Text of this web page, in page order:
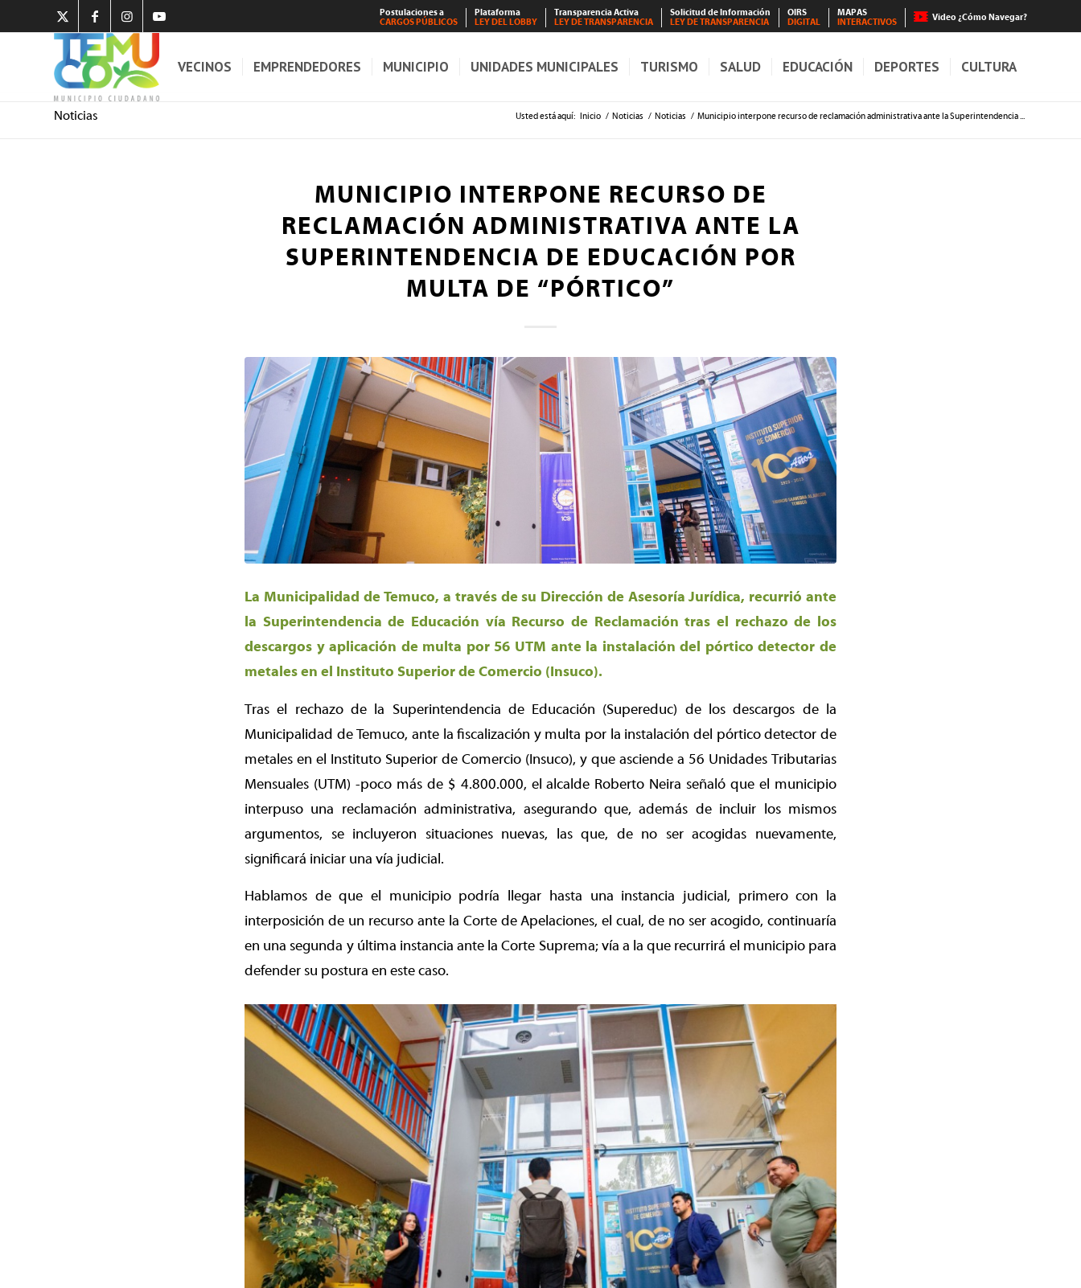
Postulaciones a
CARGOS PÚBLICOS
Plataforma
LEY DEL LOBBY
Transparencia Activa
LEY DE TRANSPARENCIA
Solicitud de Información
LEY DE TRANSPARENCIA
OIRS
DIGITAL
MAPAS
INTERACTIVOS
Video ¿Cómo Navegar?
VECINOS EMPRENDEDORES MUNICIPIO UNIDADES MUNICIPALES TURISMO SALUD EDUCACIÓN DEPORTES CULTURA
Noticias Usted está aquí: Inicio / Noticias / Noticias / Municipio interpone recurso de reclamación administrativa ante la Superintendencia ...
MUNICIPIO INTERPONE RECURSO DE
RECLAMACIÓN ADMINISTRATIVA ANTE LA
SUPERINTENDENCIA DE EDUCACIÓN POR
MULTA DE “PÓRTICO”
La Municipalidad de Temuco, a través de su Dirección de Asesoría Jurídica, recurrió ante
la Superintendencia de Educación vía Recurso de Reclamación tras el rechazo de los
descargos y aplicación de multa por 56 UTM ante la instalación del pórtico detector de
metales en el Instituto Superior de Comercio (Insuco).
Tras el rechazo de la Superintendencia de Educación (Supereduc) de los descargos de la
Municipalidad de Temuco, ante la fiscalización y multa por la instalación del pórtico detector de
metales en el Instituto Superior de Comercio (Insuco), y que asciende a 56 Unidades Tributarias
Mensuales (UTM) -poco más de $ 4.800.000, el alcalde Roberto Neira señaló que el municipio
interpuso una reclamación administrativa, asegurando que, además de incluir los mismos
argumentos, se incluyeron situaciones nuevas, las que, de no ser acogidas nuevamente,
significará iniciar una vía judicial.
Hablamos de que el municipio podría llegar hasta una instancia judicial, primero con la
interposición de un recurso ante la Corte de Apelaciones, el cual, de no ser acogido, continuaría
en una segunda y última instancia ante la Corte Suprema; vía a la que recurrirá el municipio para
defender su postura en este caso.